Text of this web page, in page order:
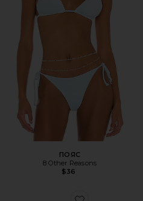
ПОЯС
8 Other Reasons
$36